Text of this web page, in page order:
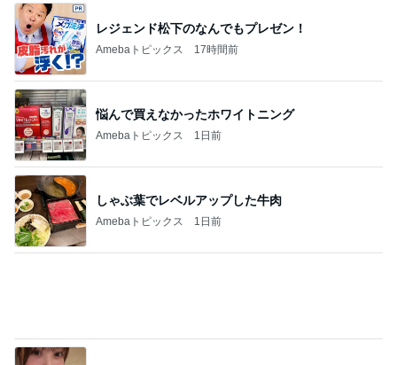
レジェンド松下のなんでもプレゼン！
Amebaトピックス 17時間前
悩んで買えなかったホワイトニング
Amebaトピックス 1日前
しゃぶ葉でレベルアップした牛肉
Amebaトピックス 1日前